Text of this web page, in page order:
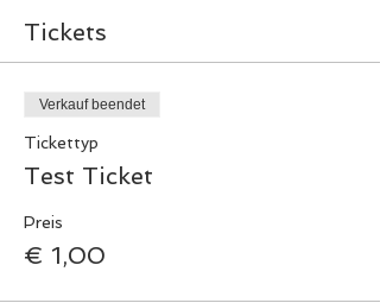
Tickets
Verkauf beendet
Tickettyp
Test Ticket
Preis
€ 1,00